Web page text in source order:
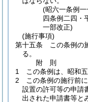
(昭六一条例
四条例二四・
一部改正)
(施行事項)
第十五条
この条例の
る。
附 則
1
この条例は、昭和
2
この条例の施行前
設置の許可等の申請
出された申請書等と